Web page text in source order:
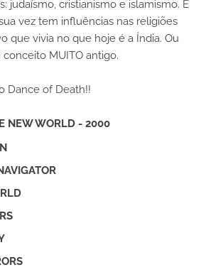
judaísmo, cristianismo e islamismo. É
vez tem influências nas religiões
que vivia no que hoje é a Índia. Ou
MUITO antigo.
Dance of Death!!
NEW WORLD - 2000